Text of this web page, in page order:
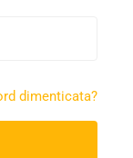
dimenticata?